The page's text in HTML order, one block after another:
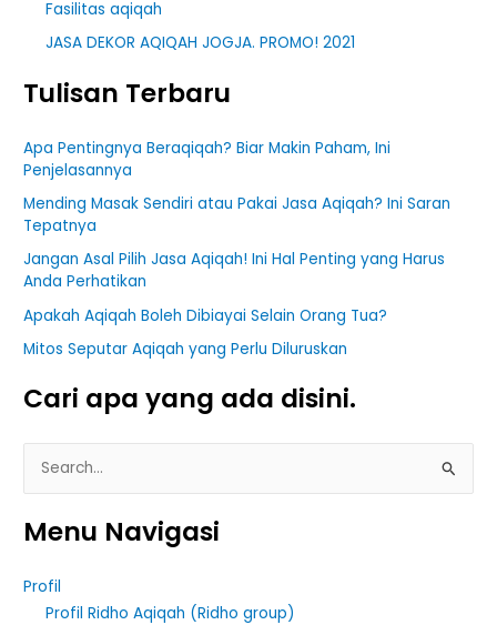
Fasilitas aqiqah
JASA DEKOR AQIQAH JOGJA. PROMO! 2021
Tulisan Terbaru
Apa Pentingnya Beraqiqah? Biar Makin Paham, Ini
Penjelasannya
Mending Masak Sendiri atau Pakai Jasa Aqiqah? Ini Saran
Tepatnya
Jangan Asal Pilih Jasa Aqiqah! Ini Hal Penting yang Harus
Anda Perhatikan
Apakah Aqiqah Boleh Dibiayai Selain Orang Tua?
Mitos Seputar Aqiqah yang Perlu Diluruskan
Cari apa yang ada disini.
e
a
c
Menu Navigasi
Profil
Profil Ridho Aqiqah (Ridho group)